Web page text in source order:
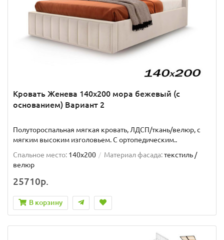
Кровать Женева 140х200 мора бежевый (с
основанием) Вариант 2
Полутороспальная мягкая кровать, ЛДСП/ткань/велюр, с
мягким высоким изголовьем. C ортопедическим..
Спальное место: 140x200 Материал фасада:текстиль /
велюр
25710р.
В корзину